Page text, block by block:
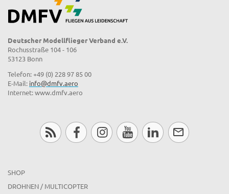
Deutscher Modellflieger Verband e.V.
Rochusstraße 104 - 106
53123 Bonn
Telefon: +49 (0) 228 97 85 00
E-Mail: info@dmfv.aero
Internet: www.dmfv.aero
SHOP
DROHNEN / MULTICOPTER